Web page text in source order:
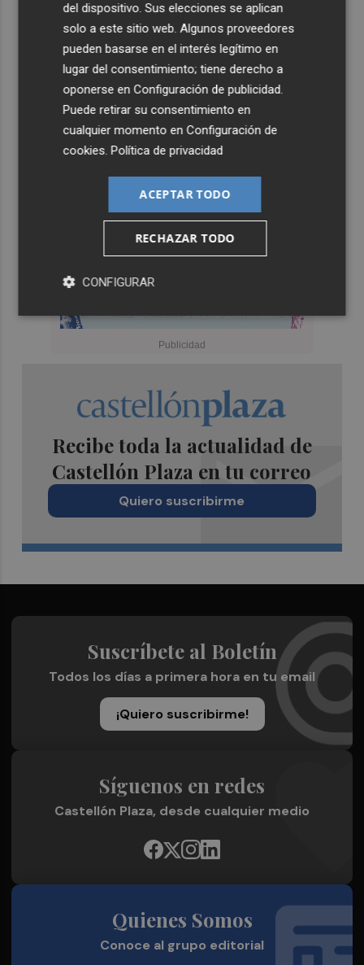
Castelló apuesta por convertir el eclipse en un referente
científico: recibirá a un gran equipo de expertos
Recibe toda la actualidad de
Castellón Plaza en tu correo
Quiero suscribirme
Suscríbete al Boletín
Todos los días a primera hora en tu email
¡Quiero suscribirme!
Síguenos en redes
Castellón Plaza, desde cualquier medio
Quienes Somos
Conoce al grupo editorial
del dispositivo. Sus elecciones se aplican
solo a este sitio web. Algunos proveedores
pueden basarse en el interés legítimo en
lugar del consentimiento; tiene derecho a
oponerse enConfiguración de publicidad.
Puede retirar su consentimiento en
cualquier momento enConfiguración de
cookies.Política de privacidad
ACEPTAR TODO
RECHAZAR TODO
CONFIGURAR